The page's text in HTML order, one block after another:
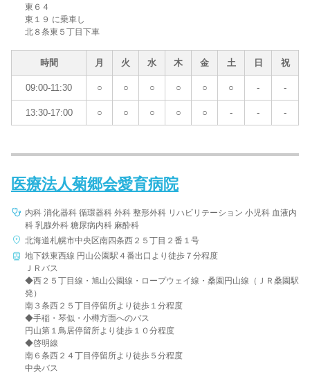
東６４
東１９ に乗車し
北８条東５丁目下車
時間 月 火 水 木 金 土 日 祝
09:00-11:30 ○ ○ ○ ○ ○ ○ - -
13:30-17:00 ○ ○ ○ ○ ○ - - -
医療法人菊郷会愛育病院
内科 消化器科 循環器科 外科 整形外科 リハビリテーション 小児科 血液内
科 乳腺外科 糖尿病内科 麻酔科
北海道札幌市中央区南四条西２５丁目２番１号
地下鉄東西線 円山公園駅４番出口より徒歩７分程度
ＪＲバス
◆西２５丁目線・旭山公園線・ロープウェイ線・桑園円山線（ＪＲ桑園駅
発）
南３条西２５丁目停留所より徒歩１分程度
◆手稲・琴似・小樽方面へのバス
円山第１鳥居停留所より徒歩１０分程度
◆啓明線
南６条西２４丁目停留所より徒歩５分程度
中央バス